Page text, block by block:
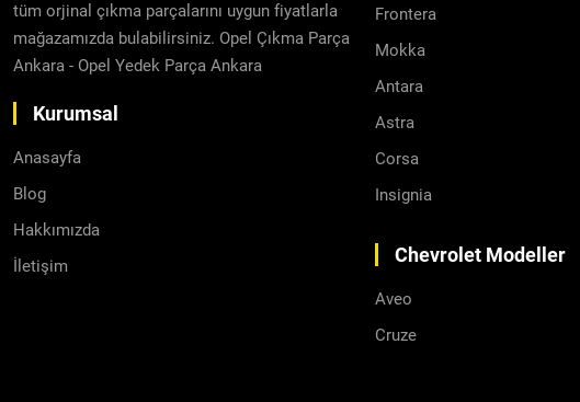
tüm orjinal çıkma parçalarını uygun fiyatlarla
mağazamızda bulabilirsiniz. Opel Çıkma Parça
Ankara - Opel Yedek Parça Ankara
Kurumsal
Anasayfa
Blog
Hakkımızda
İletişim
Frontera
Mokka
Antara
Astra
Corsa
Insignia
Chevrolet Modeller
Aveo
Cruze